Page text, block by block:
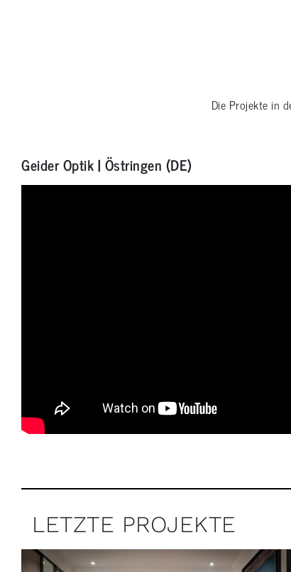
Die Projekte in
Geider Optik | Östringen (DE)
LETZTE PROJEKTE